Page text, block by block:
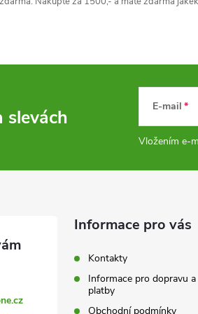
slevách E-mail
Vložením e-
Informace pro vás
Kontakty
Informace pro dopravu a
platby
Obchodní podmínky